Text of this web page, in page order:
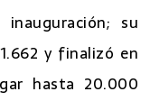
su
y finalizó en
hasta 20.000